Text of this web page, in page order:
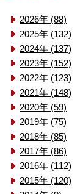
2026年 (88)
2025年 (132)
2024年 (137)
2023年 (152)
2022年 (123)
2021年 (148)
2020年 (59)
2019年 (75)
2018年 (85)
2017年 (86)
2016年 (112)
2015年 (120)